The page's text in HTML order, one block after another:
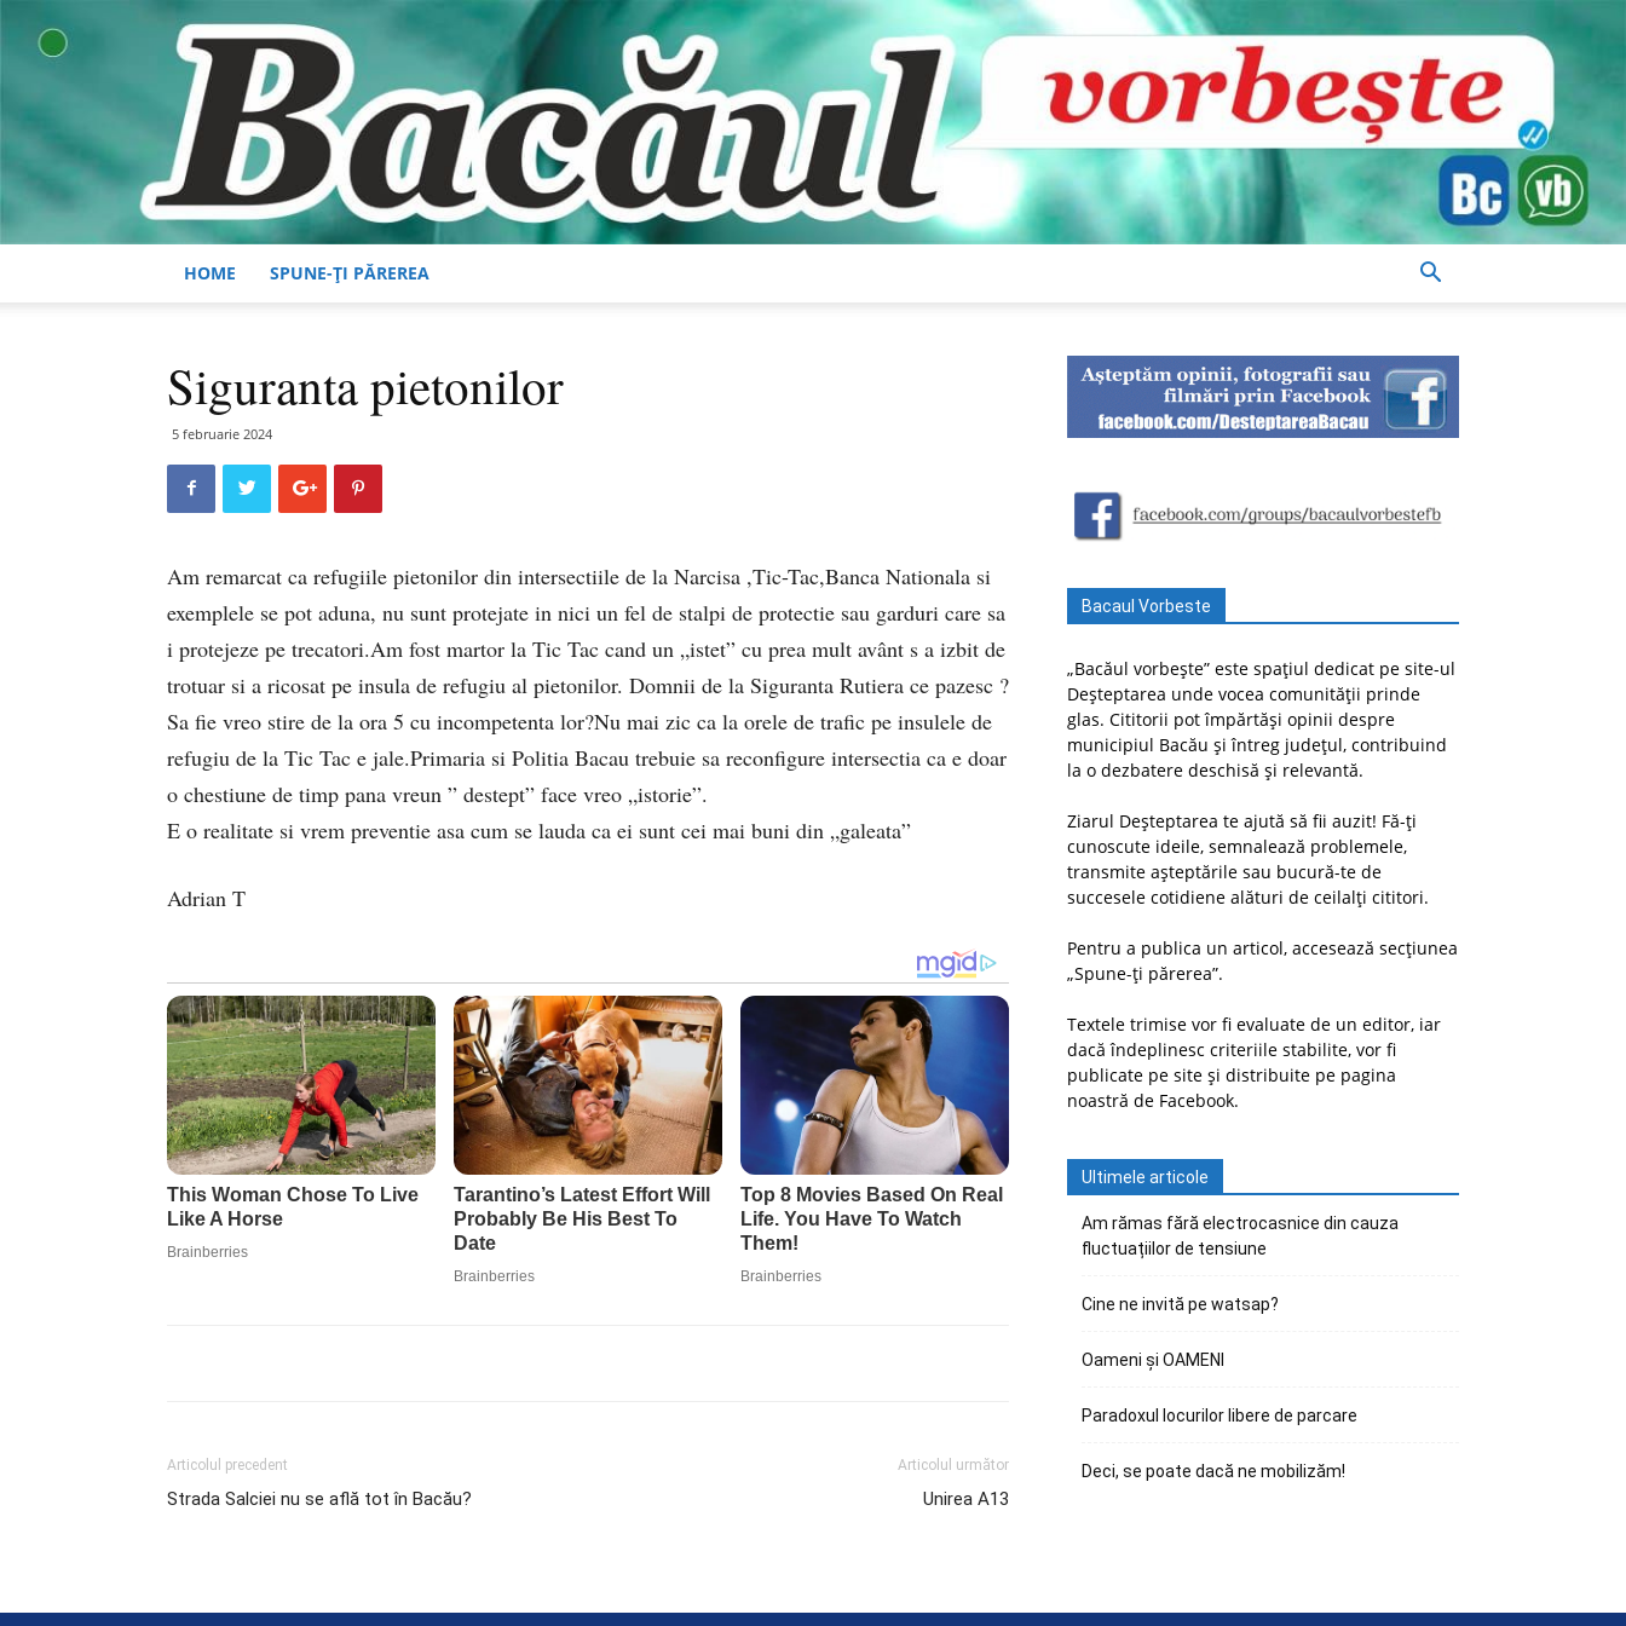
HOME SPUNE-ȚI PĂREREA
Siguranta pietonilor
5 februarie 2024
Am remarcat ca refugiile pietonilor din intersectiile de la Narcisa ,Tic-Tac,Banca Nationala si
exemplele se pot aduna, nu sunt protejate in nici un fel de stalpi de protectie sau garduri care sa
i protejeze pe trecatori.Am fost martor la Tic Tac cand un „istet” cu prea mult avânt s a izbit de
trotuar si a ricosat pe insula de refugiu al pietonilor. Domnii de la Siguranta Rutiera ce pazesc ?
Sa fie vreo stire de la ora 5 cu incompetenta lor?Nu mai zic ca la orele de trafic pe insulele de
refugiu de la Tic Tac e jale.Primaria si Politia Bacau trebuie sa reconfigure intersectia ca e doar
o chestiune de timp pana vreun ” destept” face vreo „istorie”.
E o realitate si vrem preventie asa cum se lauda ca ei sunt cei mai buni din „galeata”
Adrian T
Articolul precedent
Strada Salciei nu se află tot în Bacău?
Articolul următor
Unirea A13
Bacaul Vorbeste
„Bacăul vorbește” este spațiul dedicat pe site-ul
Deșteptarea unde vocea comunității prinde
glas. Cititorii pot împărtăși opinii despre
municipiul Bacău și întreg județul, contribuind
la o dezbatere deschisă și relevantă.
Ziarul Deșteptarea te ajută să fii auzit! Fă-ți
cunoscute ideile, semnalează problemele,
transmite așteptările sau bucură-te de
succesele cotidiene alături de ceilalți cititori.
Pentru a publica un articol, accesează secțiunea
„Spune-ți părerea”.
Textele trimise vor fi evaluate de un editor, iar
dacă îndeplinesc criteriile stabilite, vor fi
publicate pe site și distribuite pe pagina
noastră de Facebook.
Ultimele articole
Am rămas fără electrocasnice din cauza
fluctuațiilor de tensiune
Cine ne invită pe watsap?
Oameni și OAMENI
Paradoxul locurilor libere de parcare
Deci, se poate dacă ne mobilizăm!